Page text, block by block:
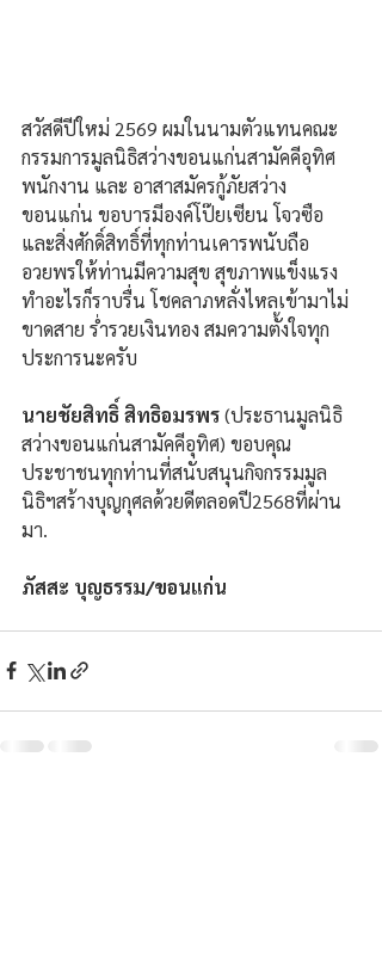
สวัสดีปีใหม่ 2569 ผมในนามตัวแทนคณะ
กรรมการมูลนิธิสว่างขอนแก่นสามัคคีอุทิศ
พนักงาน และ อาสาสมัครกู้ภัยสว่าง
ขอนแก่น ขอบารมีองค์โป๊ยเซียน โจวซือ
และสิ่งศักดิ์สิทธิ์ที่ทุกท่านเคารพนับถือ
อวยพรให้ท่านมีความสุข สุขภาพแข็งแรง
ทำอะไรก็ราบรื่น โชคลาภหลั่งไหลเข้ามาไม่
ขาดสาย ร่ำรวยเงินทอง สมความตั้งใจทุก
ประการนะครับ
นายชัยสิทธิ์ สิทธิอมรพร (ประธานมูลนิธิ
สว่างขอนแก่นสามัคคีอุทิศ) ขอบคุณ
ประชาชนทุกท่านที่สนับสนุนกิจกรรมมูล
นิธิฯสร้างบุญกุศลด้วยดีตลอดปี2568ที่ผ่าน
มา.
ภัสสะ บุญธรรม/ขอนแก่น